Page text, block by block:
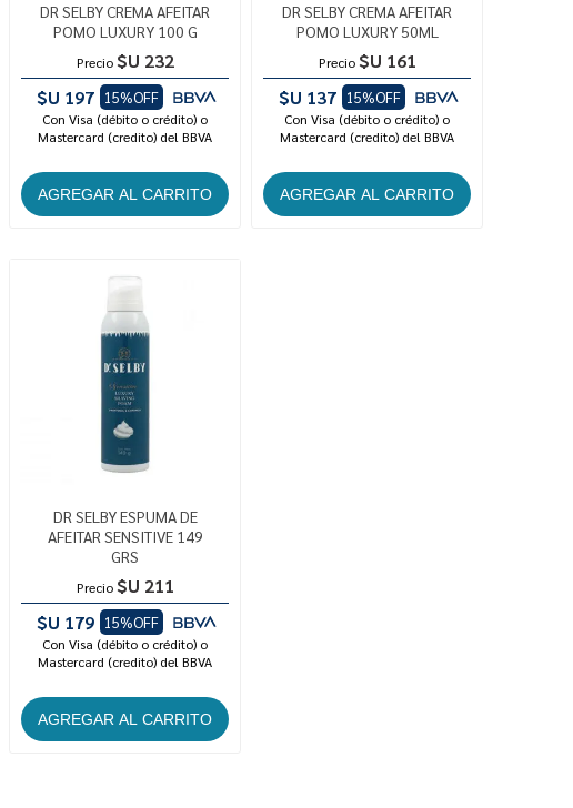
DR SELBY CREMA AFEITAR
POMO LUXURY 100 G
Precio $U 232
$U 197
15%OFF
Con Visa (débito o crédito) o
Mastercard (credito) del BBVA
DR SELBY CREMA AFEITAR
POMO LUXURY 50ML
Precio $U 161
$U 137
15%OFF
Con Visa (débito o crédito) o
Mastercard (credito) del BBVA
DR SELBY ESPUMA DE
AFEITAR SENSITIVE 149
GRS
Precio $U 211
$U 179
15%OFF
Con Visa (débito o crédito) o
Mastercard (credito) del BBVA